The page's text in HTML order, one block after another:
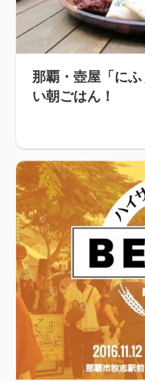
那覇・壺屋「に
い朝ごはん！